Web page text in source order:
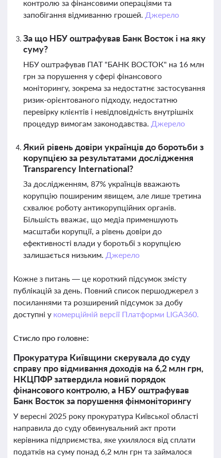
контролю за фінансовими операціями та
запобігання відмиванню грошей. Джерело
За що НБУ оштрафував Банк Восток і на яку
суму?
НБУ оштрафував ПАТ "БАНК ВОСТОК" на 16 млн
грн за порушення у сфері фінансового
моніторингу, зокрема за недостатнє застосування
ризик-орієнтованого підходу, недостатню
перевірку клієнтів і невідповідність внутрішніх
процедур вимогам законодавства. Джерело
Який рівень довіри українців до боротьби з
корупцією за результатами дослідження
Transparency International?
За дослідженням, 87% українців вважають
корупцію поширеним явищем, але лише третина
схвалює роботу антикорупційних органів.
Більшість вважає, що медіа применшують
масштаби корупції, а рівень довіри до
ефективності влади у боротьбі з корупцією
залишається низьким. Джерело
Кожне з питань — це короткий підсумок змісту
публікацій за день. Повний список першоджерел з
посиланнями та розширений підсумок за добу
доступні у комерційній версії Платформи LIGA360.
Стисло про головне:
Прокуратура Київщини скерувала до суду
справу про відмивання доходів на 6,2 млн грн,
НКЦПФР затвердила новий порядок
фінансового контролю, а НБУ оштрафував
Банк Восток за порушення фінмоніторингу
У вересні 2025 року прокуратура Київської області
направила до суду обвинувальний акт проти
керівника підприємства, яке ухилялося від сплати
податків на суму понад 6,2 млн грн та займалося